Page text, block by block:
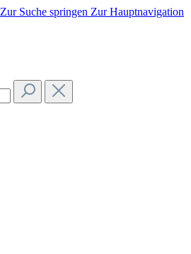
Zur Suche springen Zur Hauptnavigation